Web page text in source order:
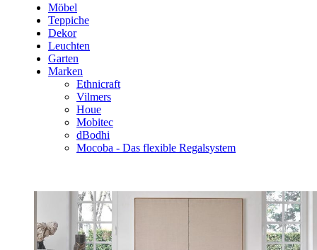
Möbel
Teppiche
Dekor
Leuchten
Garten
Marken
Ethnicraft
Vilmers
Houe
Mobitec
dBodhi
Mocoba - Das flexible Regalsystem